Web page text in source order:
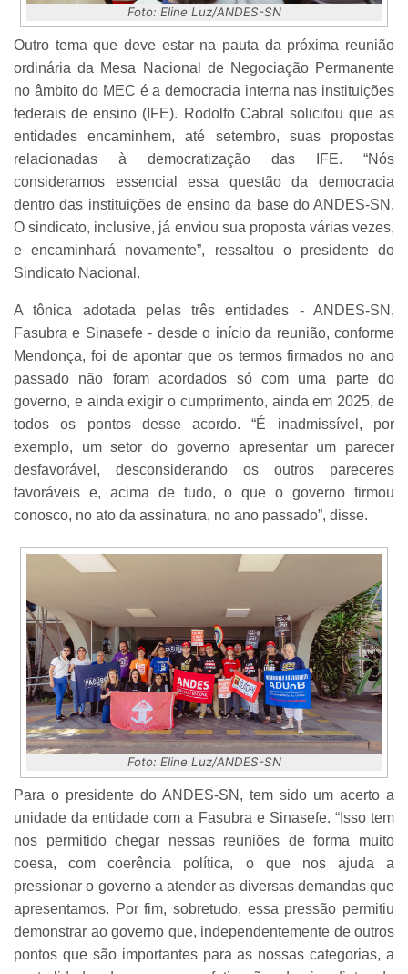
Foto: Eline Luz/ANDES-SN
Outro tema que deve estar na pauta da próxima reunião
ordinária da Mesa Nacional de Negociação Permanente
no âmbito do MEC é a democracia interna nas instituições
federais de ensino (IFE). Rodolfo Cabral solicitou que as
entidades encaminhem, até setembro, suas propostas
relacionadas à democratização das IFE. “Nós
consideramos essencial essa questão da democracia
dentro das instituições de ensino da base do ANDES-SN.
O sindicato, inclusive, já enviou sua proposta várias vezes,
e encaminhará novamente”, ressaltou o presidente do
Sindicato Nacional.
A tônica adotada pelas três entidades - ANDES-SN,
Fasubra e Sinasefe - desde o início da reunião, conforme
Mendonça, foi de apontar que os termos firmados no ano
passado não foram acordados só com uma parte do
governo, e ainda exigir o cumprimento, ainda em 2025, de
todos os pontos desse acordo. “É inadmissível, por
exemplo, um setor do governo apresentar um parecer
desfavorável, desconsiderando os outros pareceres
favoráveis e, acima de tudo, o que o governo firmou
conosco, no ato da assinatura, no ano passado”, disse.
Foto: Eline Luz/ANDES-SN
Para o presidente do ANDES-SN, tem sido um acerto a
unidade da entidade com a Fasubra e Sinasefe. “Isso tem
nos permitido chegar nessas reuniões de forma muito
coesa, com coerência política, o que nos ajuda a
pressionar o governo a atender as diversas demandas que
apresentamos. Por fim, sobretudo, essa pressão permitiu
demonstrar ao governo que, independentemente de outros
pontos que são importantes para as nossas categorias, a